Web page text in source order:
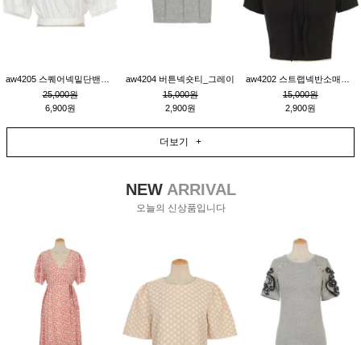
25,000원
6,900원
aw4204 버튼넥숏티_그레이
15,000원
2,900원
15,000원
2,900원
더보기 +
NEWARRIVAL
오늘의 신상품입니다